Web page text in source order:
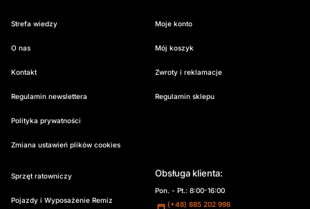
Strefa wiedzy
O nas
Kontakt
Regulamin newslettera
Polityka prywatności
Zmiana ustawień plików cookies
Moje konto
Mój koszyk
Zwroty i reklamacje
Regulamin sklepu
Sprzęt ratowniczy
Pojazdy i Wyposażenie Remiz
Obsługa klienta:
Pon. - Pt.: 8:00-16:00
(+48) 885 202 998